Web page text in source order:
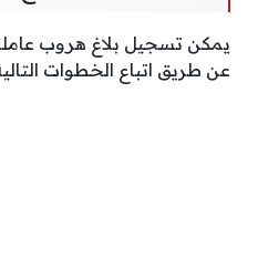
يمكن تسجيل بلاغ هروب
عن طريق اتباع الخطوات